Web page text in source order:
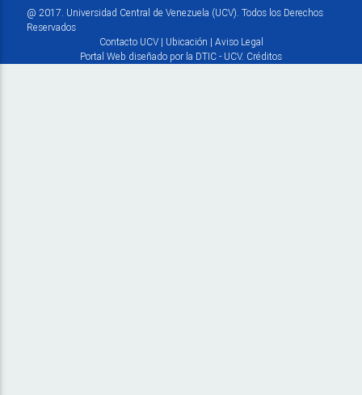
@ 2017. Universidad Central de Venezuela (UCV). Todos los Derechos
Reservados
Contacto UCV| Ubicación | Aviso Legal
Portal Web diseñado por la DTIC - UCV. Créditos